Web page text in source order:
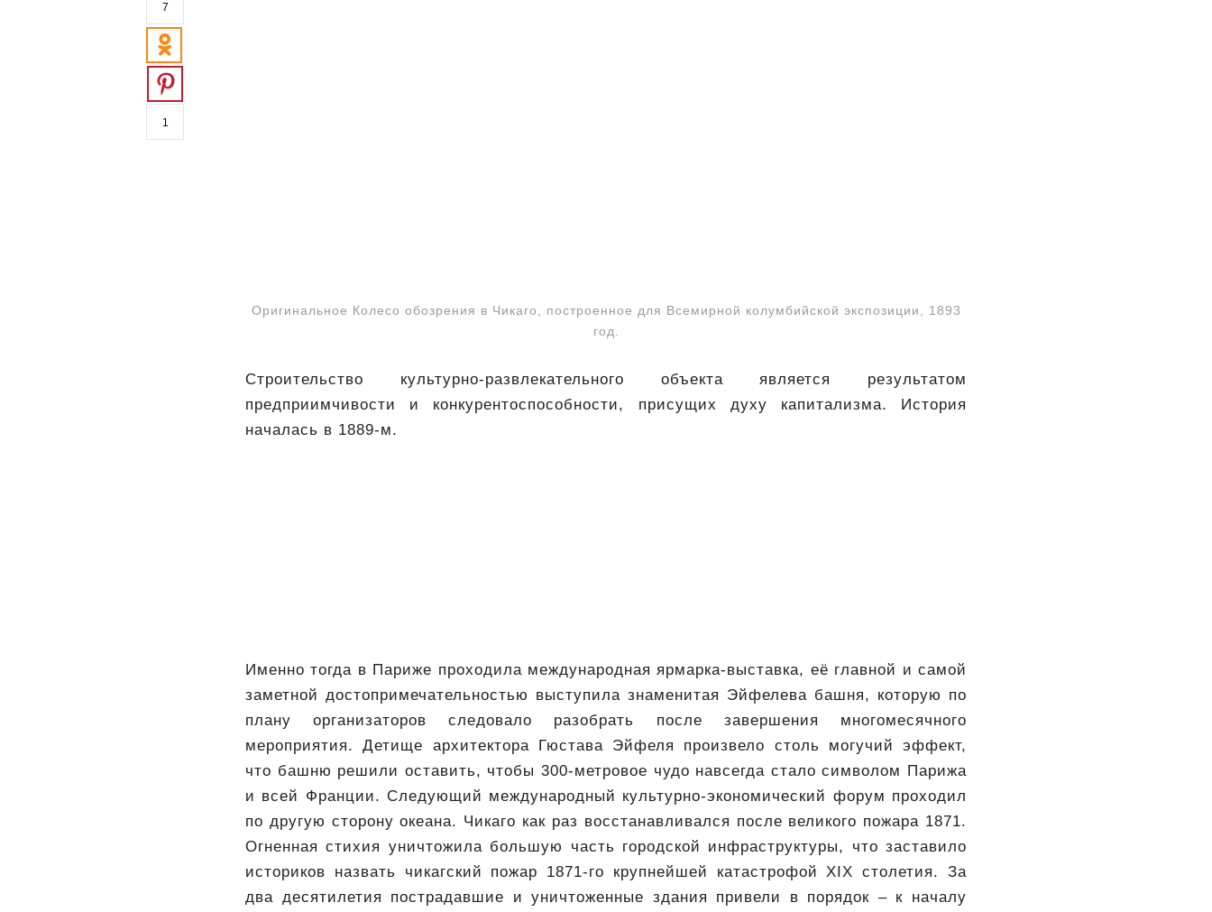
Оригинальное Колесо обозрения в Чикаго, построенное для Всемирной колумбийской экспозиции, 1893
год.
Строительство культурно-развлекательного объекта является результатом
предприимчивости и конкурентоспособности, присущих духу капитализма. История
началась в 1889-м.
Именно тогда в Париже проходила международная ярмарка-выставка, её главной и самой
заметной достопримечательностью выступила знаменитая Эйфелева башня, которую по
плану организаторов следовало разобрать после завершения многомесячного
мероприятия. Детище архитектора Гюстава Эйфеля произвело столь могучий эффект,
что башню решили оставить, чтобы 300-метровое чудо навсегда стало символом Парижа
и всей Франции. Следующий международный культурно-экономический форум проходил
по другую сторону океана. Чикаго как раз восстанавливался после великого пожара 1871.
Огненная стихия уничтожила большую часть городской инфраструктуры, что заставило
историков назвать чикагский пожар 1871-го крупнейшей катастрофой XIX столетия. За
два десятилетия пострадавшие и уничтоженные здания привели в порядок – к началу
7
1